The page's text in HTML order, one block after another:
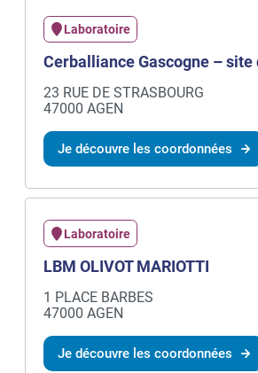
Laboratoire
Cerballiance Gascogne – site
23 RUE DE STRASBOURG
47000 AGEN
Je découvre les coordonnées
Laboratoire
LBM OLIVOT MARIOTTI
1 PLACE BARBES
47000 AGEN
Je découvre les coordonnées